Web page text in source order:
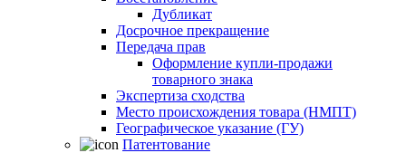
Дубликат
Досрочное прекращение
Передача прав
Оформление купли-продажи
товарного знака
Экспертиза сходства
Место происхождения товара (НМПТ)
Географическое указание (ГУ)
Патентование